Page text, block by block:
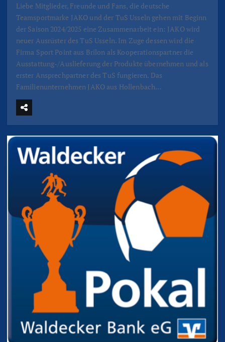
Liebe Mitglieder, Freunde und Fans, die deutsche
Teamsportmarke JAKO und der TuS Usseln gehen mit Beginn
der Saison 2024/2025 eine Zusammenarbeit ein: JAKO wird
neuer Ausrüster des TuS Usseln. Im Zuge dessen wird die
Firma Sport Point aus Brilon als Kooperationspartner die
Ausstattung-/Auslieferung der Produkte übernehmen und als
erster Ansprechpartner des TuS fungieren. Das
Familienunternehmen JAKO aus Hollenbach…